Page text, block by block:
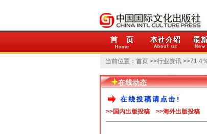
当前位置： 首页 >>行业资讯 >>71.4
在线动态
>>国内出版投稿 >>海外出版投稿